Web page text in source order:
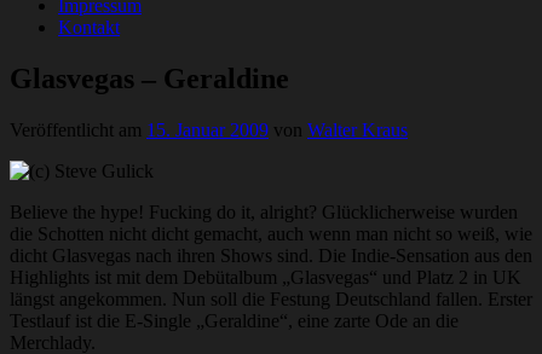
Impressum
Kontakt
Glasvegas – Geraldine
Veröffentlicht am 15. Januar 2009 von Walter Kraus
Believe the hype! Fucking do it, alright? Glücklicherweise wurden
die Schotten nicht dicht gemacht, auch wenn man nicht so weiß, wie
dicht Glasvegas nach ihren Shows sind. Die Indie-Sensation aus den
Highlights ist mit dem Debütalbum „Glasvegas“ und Platz 2 in UK
längst angekommen. Nun soll die Festung Deutschland fallen. Erster
Testlauf ist die E-Single „Geraldine“, eine zarte Ode an die
Merchlady.